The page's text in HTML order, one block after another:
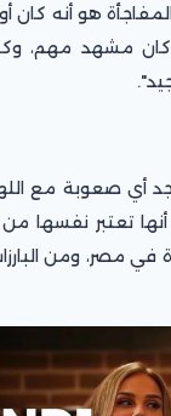
هو أنه
مشهد مهم،
أي صعوبة مع
تعتبر نفسها من
في مصر، ومن